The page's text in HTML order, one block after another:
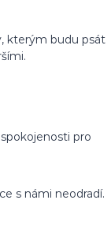
kterým budu psát
pro
s námi neodradí.